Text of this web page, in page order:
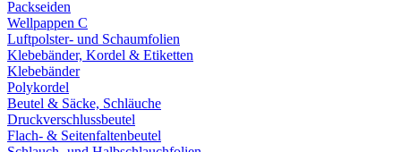
Packseiden
Wellpappen C
Luftpolster- und Schaumfolien
Klebebänder, Kordel & Etiketten
Klebebänder
Polykordel
Beutel & Säcke, Schläuche
Druckverschlussbeutel
Flach- & Seitenfaltenbeutel